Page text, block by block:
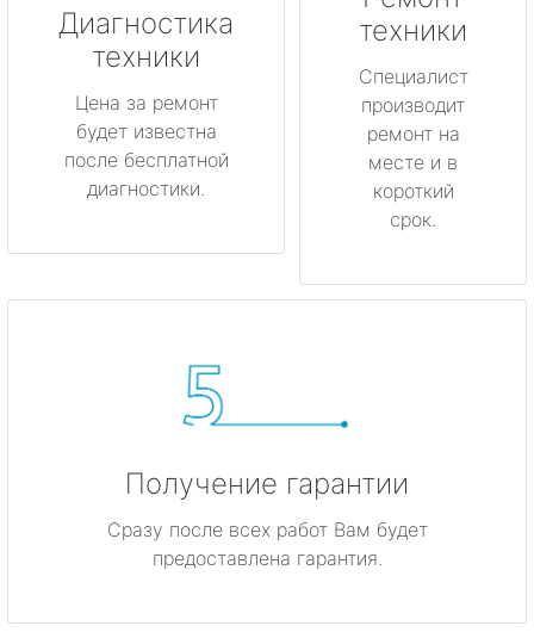
Диагностика
техники
Цена за ремонт
будет известна
после бесплатной
диагностики.
техники
Специалист
производит
ремонт на
месте и в
короткий
срок.
Получение гарантии
Сразу после всех работ Вам будет
предоставлена гарантия.